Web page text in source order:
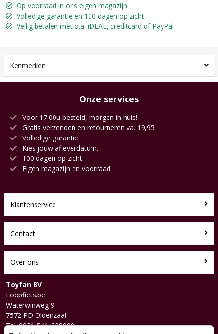
Op voorraad in ons eigen magazijn
Volledige garantie en 100 dagen op zicht
Veilig betalen met o.a. iDEAL, creditcard of PayPal
Kenmerken
Onze services
Voor 17:00u besteld, morgen in huis!
Gratis verzenden en retourneren va. 19,95
Volledige garantie.
Kies jouw afleverdatum.
100 dagen op zicht.
Eigen magazijn en voorraad.
Klantenservice
Contact
Over ons
Toyfan BV
Loopfiets.be
Waterwinweg 9
7572 PD Oldenzaal
Tel. 0031-541-228000